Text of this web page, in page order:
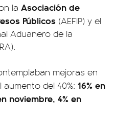
la Asociación de
Públicos (AEFIP) y el
Aduanero de la
mejoras en
del 40%: 16% en
noviembre, 4% en